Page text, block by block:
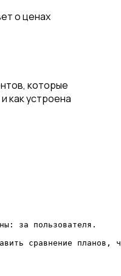
о ценах
которые
как устроена
за пользователя.
сравнение планов,